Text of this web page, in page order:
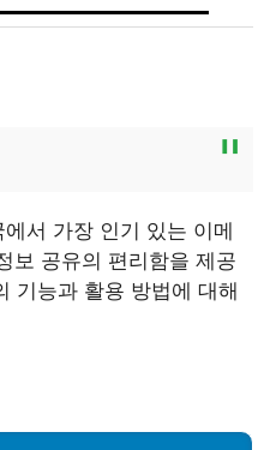
서 가장 인기 있는 이메
보 공유의 편리함을 제공
기능과 활용 방법에 대해